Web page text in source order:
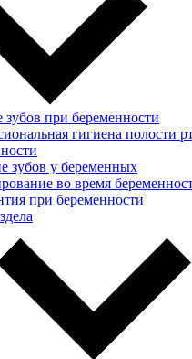
зубов при беременности
гигиена полости
зубов у беременных
во время
при беременности